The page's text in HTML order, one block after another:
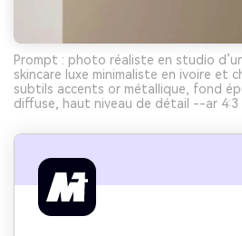
Prompt : photo réaliste en studio
skincare luxe minimaliste en ivoire et
subtils accents or métallique, fond
diffuse, haut niveau de détail --ar 4:3